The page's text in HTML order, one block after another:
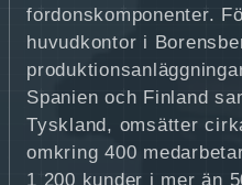
fordonskomponenter.
huvudkontor i
Spanien och Finland
Tyskland, omsätter
omkring 400
1 200 kunder i mer än